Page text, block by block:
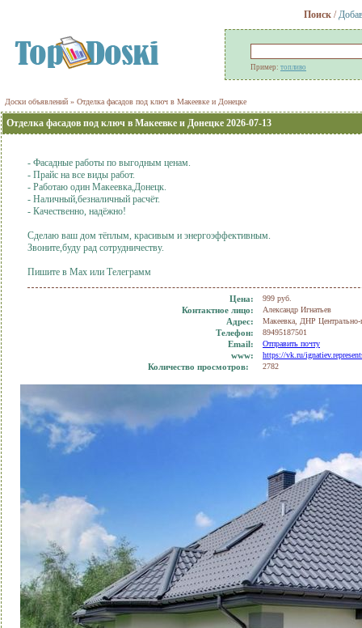
Поиск/
Пример: топливо
Доски объявлений » Отделка фасадов под ключ в Макеевке и Донецке
Отделка фасадов под ключ в Макеевке и Донецке 2026-07-13
- Фасадные работы по выгодным ценам.
- Прайс на все виды работ.
- Работаю один Макеевка,Донецк.
- Наличный,безналичный расчёт.
- Качественно, надёжно!
Сделаю ваш дом тёплым, красивым и энергоэффективным.
Звоните,буду рад сотрудничеству.
Пишите в Мах или Телеграмм
Цена: 999 руб.
Контактное лицо: Александр Игнатьев
Адрес: Макеевка, ДНР Центрально-
Телефон: 89495187501
Еmail: Отправить почту
www: https://vk.ru/
Количество просмотров: 2782